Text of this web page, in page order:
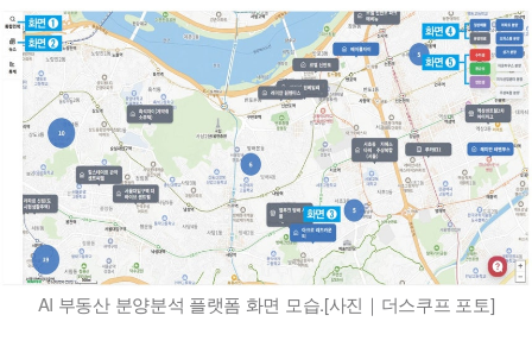
AI 부동산 분양분석 플랫폼 화면 모습.[사진｜더스쿠프 포토]